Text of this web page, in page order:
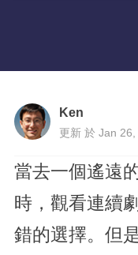
Ken
更新 於 Jan 26,
當去一個遙遠
時，觀看連續
錯的選擇。但